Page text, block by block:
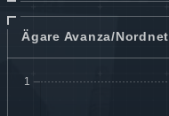
Ägare Avanza/Nordnet